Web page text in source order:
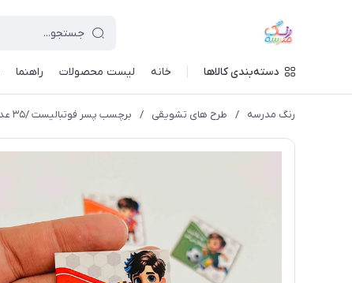
دسته‌بندی کالاها خانه لیست محصولات راهنما
رنگ مدرسه / طرح های تشویقی / برچسب پسر فوتبالیست /۳۵ عددی /برش خورده